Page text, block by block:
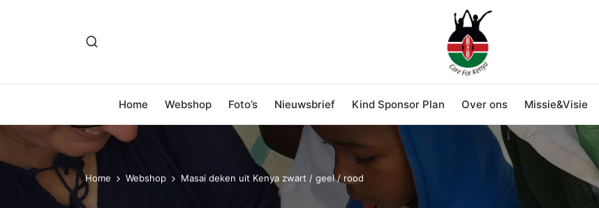
Home Webshop Foto’s Nieuwsbrief Kind Sponsor Plan Over ons Missie&Visie
Home Webshop Masai deken uit Kenya zwart / geel / rood